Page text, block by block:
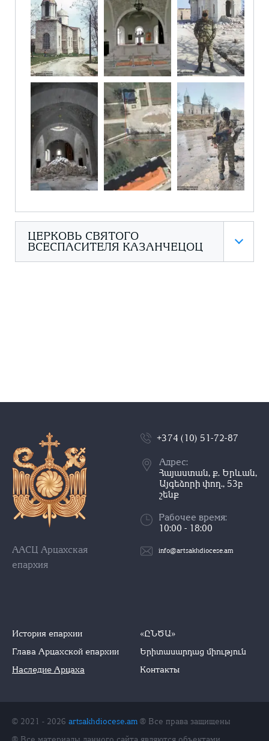
ЦЕРКОВЬ СВЯТОГО
ВСЕСПАСИТЕЛЯ КАЗАНЧЕЦОЦ
ААСЦ Арцахская
епархия
История епархии
Глава Арцахской епархии
Наследие Арцаха
«ԸՆԾԱ»
Երիտասարդաց միություն
Контакты
+374 (10) 51-72-87
Адрес:
Հայաստան, ք. Երևան,
Այգեձորի փող., 53բ
շենք
Рабочее время:
10:00 - 18:00
info@artsakhdiocese.am
© 2021 - 2026 artsakhdiocese.am ® Все права защищены
® Все материалы данного сайта являются объектами